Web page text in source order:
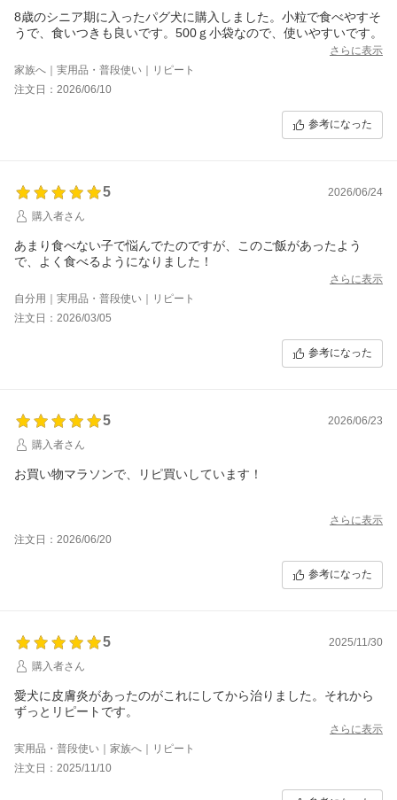
8歳のシニア期に入ったパグ犬に購入しました。小粒で食べやすそ
さらに表示
家族へ｜実用品・普段使い｜リピート
注文日：2026/06/10
参考になった
5
2026/06/24
購入者さん
あまり食べない子で悩んでたのですが、このご飯があったよう
で、よく食べるようになりました！
さらに表示
自分用｜実用品・普段使い｜リピート
注文日：2026/03/05
参考になった
5
2026/06/23
購入者さん
お買い物マラソンで、リピ買いしています！
さらに表示
注文日：2026/06/20
参考になった
5
2025/11/30
購入者さん
愛犬に皮膚炎があったのがこれにしてから治りました。それから
ずっとリピートです。
さらに表示
実用品・普段使い｜家族へ｜リピート
注文日：2025/11/10